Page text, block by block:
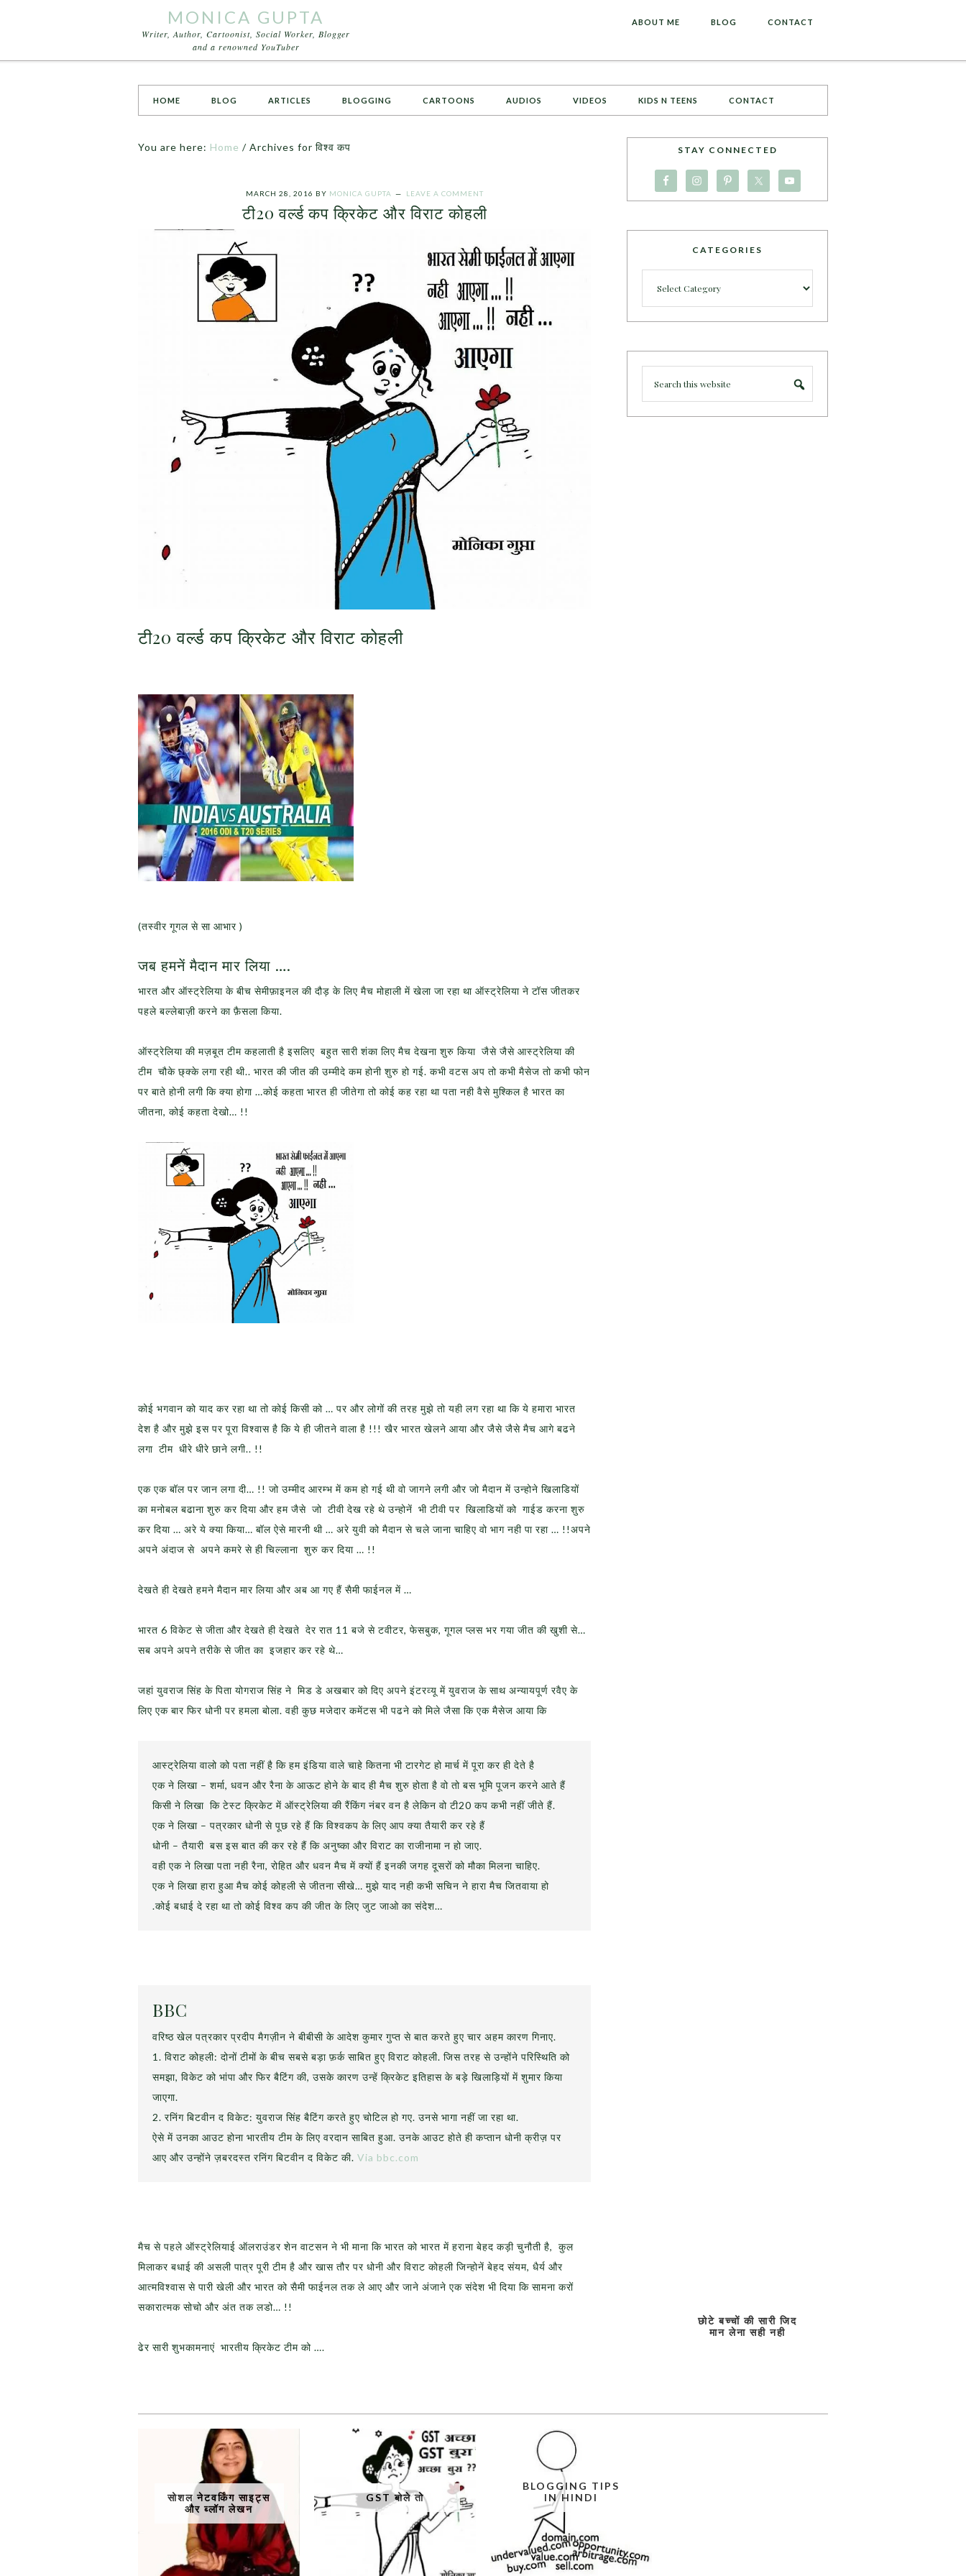
MONICA GUPTA
Writer, Author, Cartoonist, Social Worker, Blogger
and a renowned YouTuber
ABOUT ME BLOG CONTACT
HOME BLOG ARTICLES BLOGGING CARTOONS AUDIOS VIDEOS KIDS N TEENS CONTACT
You are here: Home / Archives for विश्व कप
MARCH 28, 2016 BY MONICA GUPTA LEAVE A COMMENT
टी20 वर्ल्ड कप क्रिकेट और विराट कोहली
टी20 वर्ल्ड कप क्रिकेट और विराट कोहली
(तस्वीर गूगल से सा आभार )
जब हमनें मैदान मार लिया ….
भारत और ऑस्ट्रेलिया के बीच सेमीफ़ाइनल की दौड़ के लिए मैच मोहाली में खेला जा रहा था ऑस्ट्रेलिया ने टॉस जीतकर
पहले बल्लेबाज़ी करने का फ़ैसला किया.
ऑस्ट्रेलिया की मज़बूत टीम कहलाती है इसलिए बहुत सारी शंका लिए मैच देखना शुरु किया जैसे जैसे आस्ट्रेलिया की
टीम चौके छ्क्के लगा रही थी.. भारत की जीत की उम्मीदे कम होनी शुरु हो गई. कभी वटस अप तो कभी मैसेज तो कभी फोन
पर बाते होनी लगी कि क्या होगा …कोई कहता भारत ही जीतेगा तो कोई कह रहा था पता नही वैसे मुश्किल है भारत का
जीतना, कोई कहता देखो… !!
कोई भगवान को याद कर रहा था तो कोई किसी को … पर और लोगों की तरह मुझे तो यही लग रहा था कि ये हमारा भारत
देश है और मुझे इस पर पूरा विश्वास है कि ये ही जीतने वाला है !!! खैर भारत खेलने आया और जैसे जैसे मैच आगे बढने
लगा टीम धीरे धीरे छाने लगी.. !!
एक एक बॉल पर जान लगा दी… !! जो उम्मीद आरम्भ में कम हो गई थी वो जागने लगी और जो मैदान में उन्होने खिलाडियों
का मनोबल बढाना शुरु कर दिया और हम जैसे जो टीवी देख रहे थे उन्होनें भी टीवी पर खिलाडियों को गाईड करना शुरु
कर दिया … अरे ये क्या किया… बॉल ऐसे मारनी थी … अरे युवी को मैदान से चले जाना चाहिए वो भाग नही पा रहा … !!अपने
अपने अंदाज से अपने कमरे से ही चिल्लाना शुरु कर दिया … !!
देखते ही देखते हमने मैदान मार लिया और अब आ गए हैं सैमी फाईनल में …
भारत 6 विकेट से जीता और देखते ही देखते देर रात 11 बजे से टवीटर, फेसबुक, गूगल प्लस भर गया जीत की खुशी से…
सब अपने अपने तरीके से जीत का इजहार कर रहे थे…
जहां युवराज सिंह के पिता योगराज सिंह ने मिड डे अखबार को दिए अपने इंटरव्यू में युवराज के साथ अन्यायपूर्ण रवैए के
लिए एक बार फिर धोनी पर हमला बोला. वही कुछ मजेदार कमेंटस भी पढने को मिले जैसा कि एक मैसेज आया कि
आस्ट्रेलिया वालो को पता नहीं है कि हम इंडिया वाले चाहे कितना भी टारगेट हो मार्च में पूरा कर ही देते है
एक ने लिखा – शर्मा, धवन और रैना के आऊट होने के बाद ही मैच शुरु होता है वो तो बस भूमि पूजन करने आते हैं
किसी ने लिखा कि टेस्ट क्रिकेट में ऑस्ट्रेलिया की रैंकिंग नंबर वन है लेकिन वो टी20 कप कभी नहीं जीते हैं.
एक ने लिखा – पत्रकार धोनी से पूछ रहे हैं कि विश्वकप के लिए आप क्या तैयारी कर रहे हैं
धोनी – तैयारी बस इस बात की कर रहे हैं कि अनुष्का और विराट का राजीनामा न हो जाए.
वही एक ने लिखा पता नही रैना, रोहित और धवन मैच में क्यों हैं इनकी जगह दूसरों को मौका मिलना चाहिए.
एक ने लिखा हारा हुआ मैच कोई कोहली से जीतना सीखे… मुझे याद नही कभी सचिन ने हारा मैच जितवाया हो
.कोई बधाई दे रहा था तो कोई विश्व कप की जीत के लिए जुट जाओ का संदेश…
BBC
वरिष्ठ खेल पत्रकार प्रदीप मैगज़ीन ने बीबीसी के आदेश कुमार गुप्त से बात करते हुए चार अहम कारण गिनाए.
1. विराट कोहली: दोनों टीमों के बीच सबसे बड़ा फ़र्क साबित हुए विराट कोहली. जिस तरह से उन्होंने परिस्थिति को
समझा, विकेट को भांपा और फिर बैटिंग की, उसके कारण उन्हें क्रिकेट इतिहास के बड़े खिलाड़ियों में शुमार किया
जाएगा.
2. रनिंग बिटवीन द विकेट: युवराज सिंह बैटिंग करते हुए चोटिल हो गए. उनसे भागा नहीं जा रहा था.
ऐसे में उनका आउट होना भारतीय टीम के लिए वरदान साबित हुआ. उनके आउट होते ही कप्तान धोनी क्रीज़ पर
आए और उन्होंने ज़बरदस्त रनिंग बिटवीन द विकेट की. Via bbc.com
मैच से पहले ऑस्ट्रेलियाई ऑलराउंडर शेन वाटसन ने भी माना कि भारत को भारत में हराना बेहद कड़ी चुनौती है, कुल
मिलाकर बधाई की असली पात्र पूरी टीम है और खास तौर पर धोनी और विराट कोहली जिन्होनें बेहद संयम, धैर्य और
आत्मविश्वास से पारी खेली और भारत को सैमी फाईनल तक ले आए और जाने अंजाने एक संदेश भी दिया कि सामना करों
सकारात्मक सोचो और अंत तक लडो… !!
ढेर सारी शुभकामनाएं भारतीय क्रिकेट टीम को ….
STAY CONNECTED
CATEGORIES
छोटे बच्चों की सारी जिद
मान लेना सही नही
BLOGGING TIPS
IN HINDI
GST बोले तो
सोशल नेटवर्किंग साइट्स
और ब्लॉग लेखन